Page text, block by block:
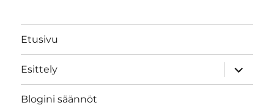
Etusivu
Esittely
näytä
Blogini säännöt